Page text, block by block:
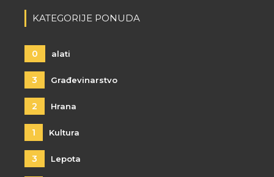
KATEGORIJE PONUDA
0 alati
3 Građevinarstvo
2 Hrana
1 Kultura
3 Lepota